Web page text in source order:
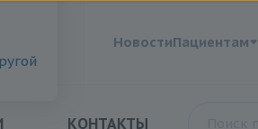
НовостиПациентам
КОНТАКТЫ